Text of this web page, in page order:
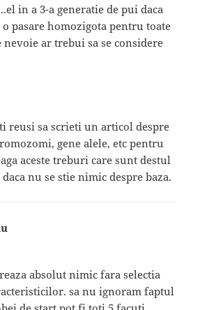
in a 3-a generatie de pui daca
o pasare homozigota pentru toate
nevoie ar trebui sa se considere
reusi sa scrieti un articol despre
gene alele, etc pentru
aceste treburi care sunt destul
nu se stie nimic despre baza.
absolut nimic fara selectia
sa nu ignoram faptul